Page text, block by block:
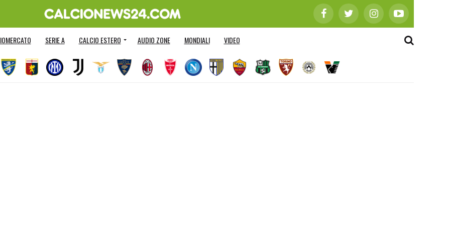
SERIE A CALCIO ESTERO AUDIO ZONE MONDIALI VIDEO